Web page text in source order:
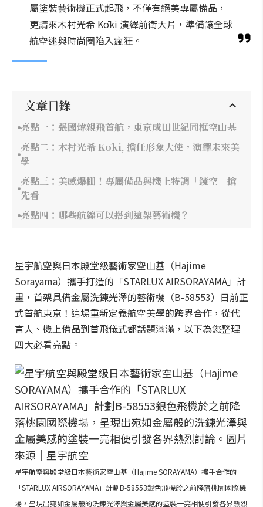
屬塗裝藝術機正式起飛，不僅有絕美專屬備品，
更請來木村光希 Kōki 演繹前衛大片，準備讓全球
航空迷與時尚圈陷入瘋狂。
文章目錄
亮點一：張國煒親飛首航，東京成田世紀同框空山基
亮點二：木村光希 Kōki, 擔任形象大使，演繹未來美
學
亮點三：美感爆棚！專屬備品與機上特調「鏡空」搶
先看
亮點四：哪些航線可以搭到這架藝術機？
星宇航空與日本殿堂級藝術家空山基（Hajime
Sorayama）攜手打造的「STARLUX AIRSORAYAMA」計
畫，首架具備金屬洗鍊光澤的藝術機（B-58553）日前正
式首航東京！這場重新定義航空美學的跨界合作，從代
言人、機上備品到首飛儀式都話題滿滿，以下為您整理
四大必看亮點。
星宇航空與殿堂級日本藝術家空山基（Hajime SORAYAMA）攜手合作的
「STARLUX AIRSORAYAMA」計劃B-58553銀色飛機於之前降落桃園國際機
場，呈現出宛如金屬般的洗鍊光澤與金屬美感的塗裝一亮相便引發各界熱烈